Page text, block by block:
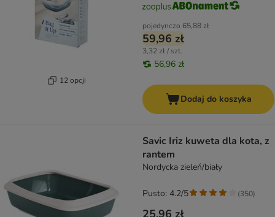
12 opcji
pojedynczo 65,88 zł
59,96 zł
3,32 zł / szt.
56,96 zł
Dodaj do koszyka
Savic Iriz kuweta dla kota, z
rantem
Nordycka zieleń/biały
25,96 zł
Pusto: 4.2/5 (350)